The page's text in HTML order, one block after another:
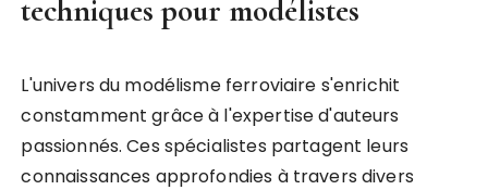
techniques pour modélistes
L'univers du modélisme ferroviaire s'enrichit
constamment grâce à l'expertise d'auteurs
passionnés. Ces spécialistes partagent leurs
connaissances approfondies à travers divers